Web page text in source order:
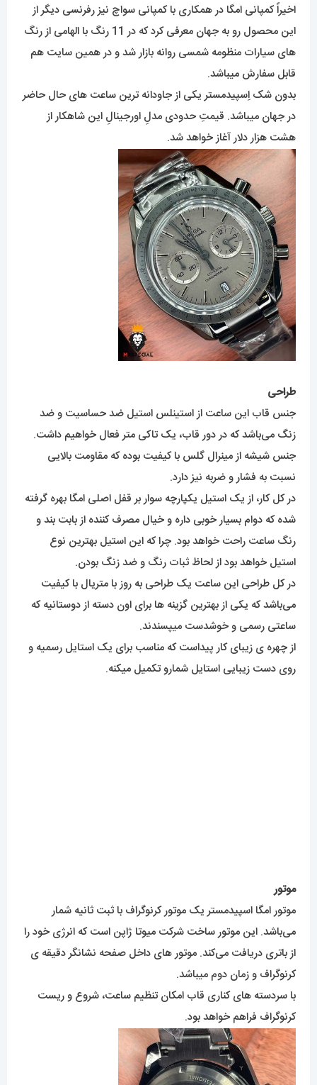
اخیراً کمپانی امگا در همکاری با کمپانی سواچ نیز رفرنسی دیگر از
این محصول رو به جهان معرفی کرد که در 11 رنگ با الهامی از رنگ
های سیارات منظومه شمسی روانه بازار شد و در همین سایت هم
قابل سفارش میباشد.
بدون شک اِسپیدمستر یکی از جاودانه ترین ساعت های حال حاضر
در جهان میباشد. قیمتِ حدودی مدلِ اورجینالِ این شاهکار از
هشت هزار دلار آغاز خواهد شد.
طراحی
جنس قاب این ساعت از استینلس استیل ضد حساسیت و ضد
زنگ می‌باشد که در دور قاب، یک تاکی متر فعال خواهیم داشت.
جنس شیشه از مینرال گلس با کیفیت بوده که مقاومت بالایی
نسبت به فشار و ضربه نیز دارد.
در کل کار، از یک استیل یکپارچه سوار بر قفل اصلی امگا بهره گرفته
شده که دوام بسیار خوبی داره و خیال مصرف کننده از بابت بند و
رنگ ساعت راحت خواهد بود. چرا که این استیل بهترین نوع
استیل خواهد بود از لحاظ ثبات رنگ و ضد زنگ بودن.
در کل طراحی این ساعت یک طراحی به روز با متریال با کیفیت
می‌باشد که یکی از بهترین گزینه ها برای اون دسته از دوستانیه که
ساعتی رسمی و خوشدست میپسندند.
از چهره ی زیبای کار پیداست که مناسب برای یک استایل رسمیه و
روی دست زیبایی استایل شمارو تکمیل میکنه.
موتور
موتور امگا اسپیدمستر یک موتور کرنوگراف با ثبت ثانیه شمار
می‌باشد. این موتور ساخت شرکت میوتا ژاپن است که انرژی خود را
از باتری دریافت می‌کند. موتور های داخل صفحه نشانگر دقیقه ی
کرنوگراف و زمان دوم میباشد.
با سردسته های کناری قاب امکان تنظیم ساعت، شروع و ریست
کرنوگراف فراهم خواهد بود.